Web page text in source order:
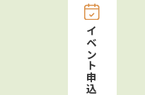
イベント申込み